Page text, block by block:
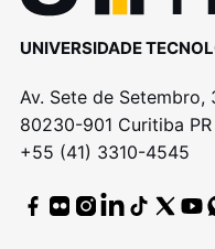
UNIVERSIDADE
Av. Sete de Setembro,
80230-901 Curitiba
+55 (41) 3310-4545